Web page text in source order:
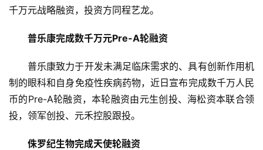
千万元战略融资，投资方同程艺龙。
普乐康完成数千万元Pre-A轮融资
普乐康致力于开发未满足临床需求的、具有创新作用机
制的眼科和自身免疫性疾病药物，近日宣布完成数千万人民
币的Pre-A轮融资，本轮融资由元生创投、海松资本联合领
投，领军创投、元禾控股跟投。
侏罗纪生物完成天使轮融资